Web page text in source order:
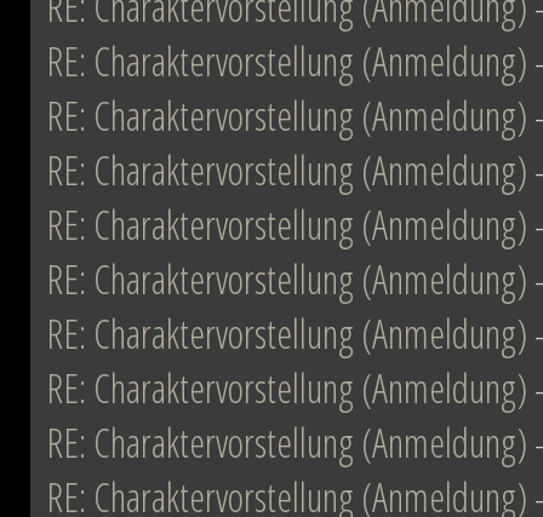
RE: Charaktervorstellung (Anmeldung)
RE: Charaktervorstellung (Anmeldung)
RE: Charaktervorstellung (Anmeldung)
RE: Charaktervorstellung (Anmeldung)
RE: Charaktervorstellung (Anmeldung)
RE: Charaktervorstellung (Anmeldung)
RE: Charaktervorstellung (Anmeldung)
RE: Charaktervorstellung (Anmeldung)
RE: Charaktervorstellung (Anmeldung)